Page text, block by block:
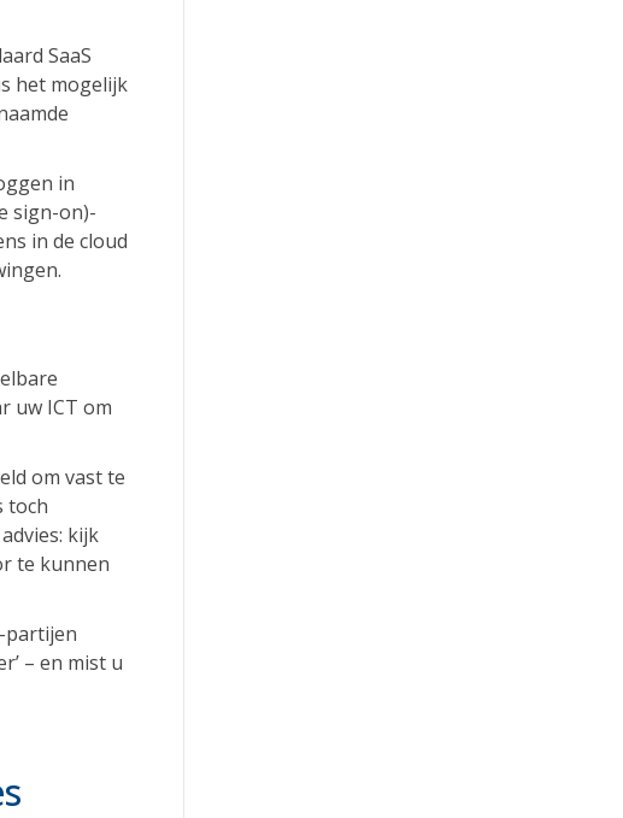
SaaS
het mogelijk
in
sign-on)-
in de cloud
uw ICT om
om vast te
toch
kijk
te kunnen
partijen
– en mist u